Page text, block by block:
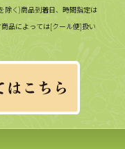
除く)商品到着日、時間指定は
品によっては[クール便]扱い